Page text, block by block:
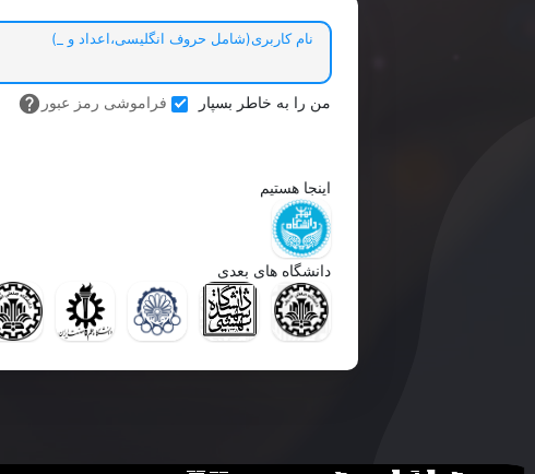
نام کاربری(شامل حروف انگلیسی،اعداد و _)
من را به خاطر بسپار فراموشی رمز عبور
اینجا هستیم
دانشگاه های بعدی